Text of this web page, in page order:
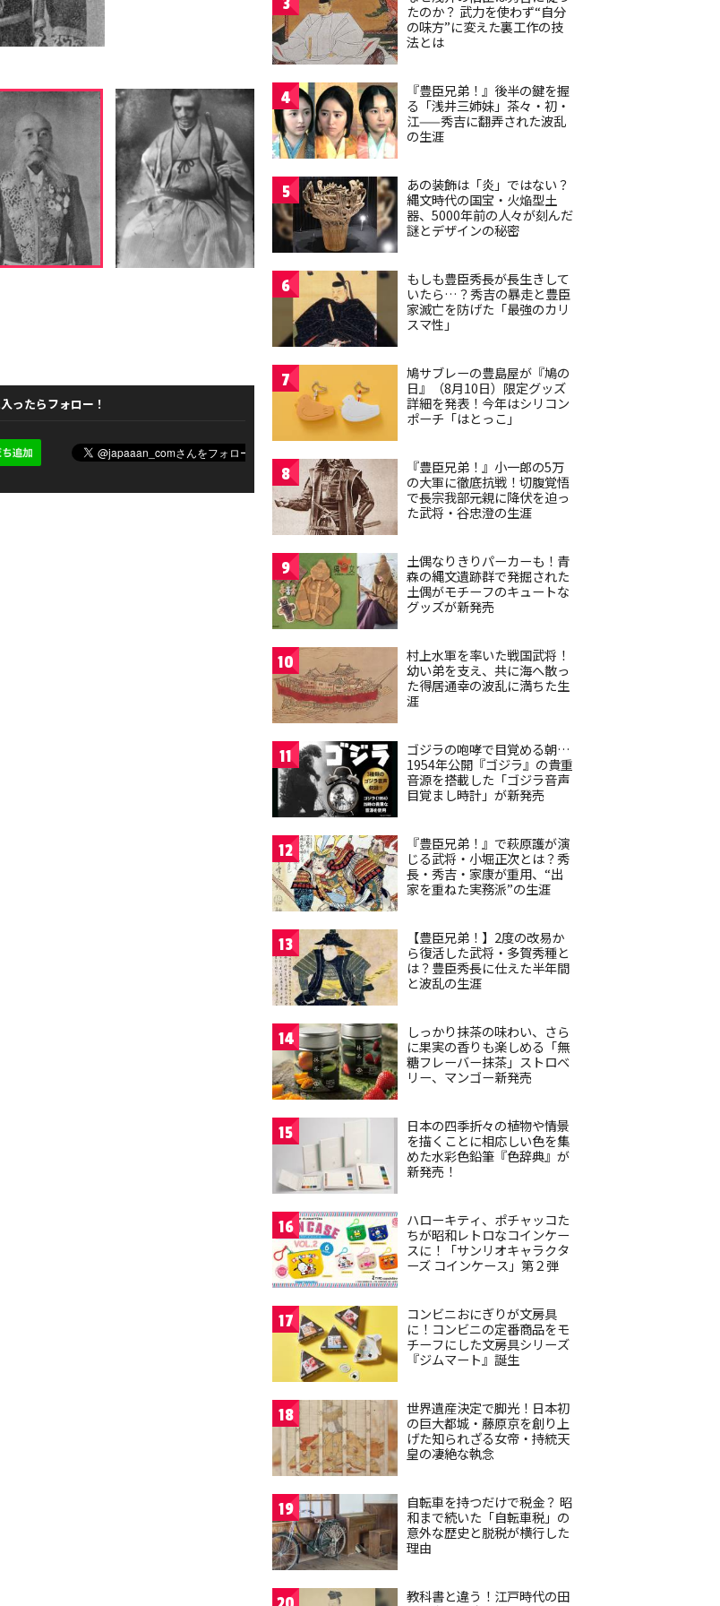
ったらフォロー！
たのか？ 武力を使わず“自分
の味方”に変えた裏工作の技
法とは
4
『豊臣兄弟！』後半の鍵を握
る「浅井三姉妹」茶々・初・
江——秀吉に翻弄された波乱
の生涯
5
あの装飾は「炎」ではない？
縄文時代の国宝・火焔型土
器、5000年前の人々が刻んだ
謎とデザインの秘密
6
もしも豊臣秀長が長生きして
いたら…？秀吉の暴走と豊臣
家滅亡を防げた「最強のカリ
スマ性」
7
鳩サブレーの豊島屋が『鳩の
日』（8月10日）限定グッズ
詳細を発表！今年はシリコン
ポーチ「はとっこ」
8
『豊臣兄弟！』小一郎の5万
の大軍に徹底抗戦！切腹覚悟
で長宗我部元親に降伏を迫っ
た武将・谷忠澄の生涯
9
土偶なりきりパーカーも！青
森の縄文遺跡群で発掘された
土偶がモチーフのキュートな
グッズが新発売
10
村上水軍を率いた戦国武将！
幼い弟を支え、共に海へ散っ
た得居通幸の波乱に満ちた生
涯
11
ゴジラの咆哮で目覚める朝…
1954年公開『ゴジラ』の貴重
音源を搭載した「ゴジラ音声
目覚まし時計」が新発売
12
『豊臣兄弟！』で萩原護が演
じる武将・小堀正次とは？秀
長・秀吉・家康が重用、“出
家を重ねた実務派”の生涯
13
【豊臣兄弟！】2度の改易か
ら復活した武将・多賀秀種と
は？豊臣秀長に仕えた半年間
と波乱の生涯
14
しっかり抹茶の味わい、さら
に果実の香りも楽しめる「無
糖フレーバー抹茶」ストロベ
リー、マンゴー新発売
15
日本の四季折々の植物や情景
を描くことに相応しい色を集
めた水彩色鉛筆『色辞典』が
新発売！
16
ハローキティ、ポチャッコた
ちが昭和レトロなコインケー
スに！「サンリオキャラクタ
ーズ コインケース」第２弾
17
コンビニおにぎりが文房具
に！コンビニの定番商品をモ
チーフにした文房具シリーズ
『ジムマート』誕生
18
世界遺産決定で脚光！日本初
の巨大都城・藤原京を創り上
げた知られざる女帝・持統天
皇の凄絶な執念
19
自転車を持つだけで税金？ 昭
和まで続いた「自転車税」の
意外な歴史と脱税が横行した
理由
教科書と違う！江戸時代の田